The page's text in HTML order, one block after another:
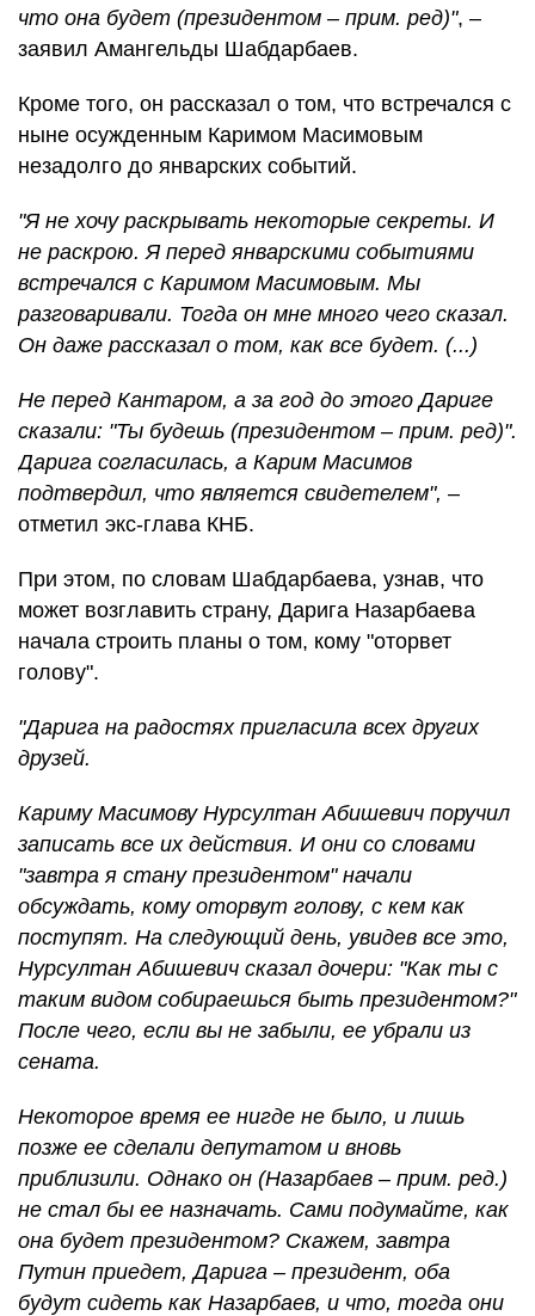
что она будет (президентом – прим. ред)", –
заявил Амангельды Шабдарбаев.
Кроме того, он рассказал о том, что встречался с
ныне осужденным Каримом Масимовым
незадолго до январских событий.
"Я не хочу раскрывать некоторые секреты. И
не раскрою. Я перед январскими событиями
встречался с Каримом Масимовым. Мы
разговаривали. Тогда он мне много чего сказал.
Он даже рассказал о том, как все будет. (...)
Не перед Кантаром, а за год до этого Дариге
сказали: "Ты будешь (президентом – прим. ред)".
Дарига согласилась, а Карим Масимов
подтвердил, что является свидетелем", –
отметил экс-глава КНБ.
При этом, по словам Шабдарбаева, узнав, что
может возглавить страну, Дарига Назарбаева
начала строить планы о том, кому "оторвет
голову".
"Дарига на радостях пригласила всех других
друзей.
Кариму Масимову Нурсултан Абишевич поручил
записать все их действия. И они со словами
"завтра я стану президентом" начали
обсуждать, кому оторвут голову, с кем как
поступят. На следующий день, увидев все это,
Нурсултан Абишевич сказал дочери: "Как ты с
таким видом собираешься быть президентом?"
После чего, если вы не забыли, ее убрали из
сената.
Некоторое время ее нигде не было, и лишь
позже ее сделали депутатом и вновь
приблизили. Однако он (Назарбаев – прим. ред.)
не стал бы ее назначать. Сами подумайте, как
она будет президентом? Скажем, завтра
Путин приедет, Дарига – президент, оба
будут сидеть как Назарбаев, и что, тогда они